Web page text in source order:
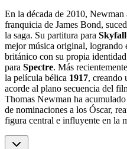
En la década de 2010,
franquicia de James Bond,
la saga. Su partitura para Skyfall
mejor música original, logrando
británico con su propia
para Spectre. Más
la película bélica 1917, creando
acorde al plano secuencia del
Thomas Newman ha
de nominaciones a los Óscar,
figura central e influyente en la